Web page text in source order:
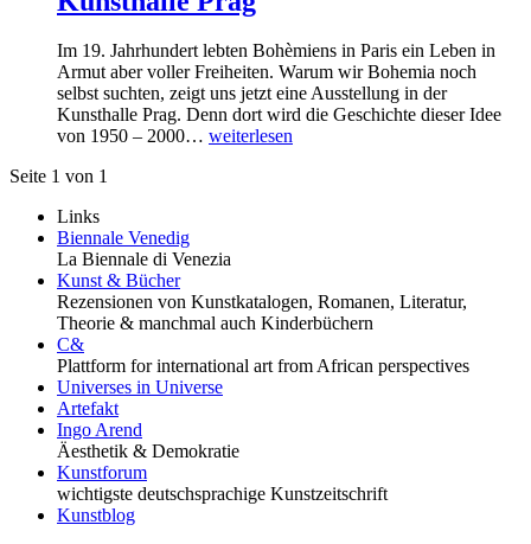
Im 19. Jahrhundert lebten Bohèmiens in Paris ein Leben in
Armut aber voller Freiheiten. Warum wir Bohemia noch
selbst suchten, zeigt uns jetzt eine Ausstellung in der
Kunsthalle Prag. Denn dort wird die Geschichte dieser Idee
von 1950 – 2000… weiterlesen
Seite 1 von 1
Links
Biennale Venedig
La Biennale di Venezia
Kunst & Bücher
Rezensionen von Kunstkatalogen, Romanen, Literatur,
Theorie & manchmal auch Kinderbüchern
C&
Plattform for international art from African perspectives
Universes in Universe
Artefakt
Ingo Arend
Äesthetik & Demokratie
Kunstforum
wichtigste deutschsprachige Kunstzeitschrift
Kunstblog